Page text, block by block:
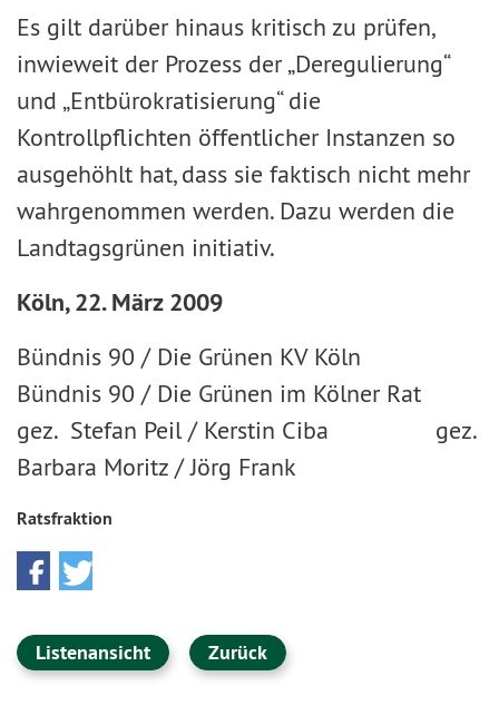
Es gilt darüber hinaus kritisch zu prüfen,
inwieweit der Prozess der „Deregulierung“
und „Entbürokratisierung“ die
Kontrollpflichten öffentlicher Instanzen so
ausgehöhlt hat, dass sie faktisch nicht mehr
wahrgenommen werden. Dazu werden die
Landtagsgrünen initiativ.
Köln, 22. März 2009
Bündnis 90 / Die Grünen KV Köln
Bündnis 90 / Die Grünen im Kölner Rat
gez. Stefan Peil / Kerstin Ciba gez.
Barbara Moritz / Jörg Frank
Ratsfraktion
Listenansicht Zurück